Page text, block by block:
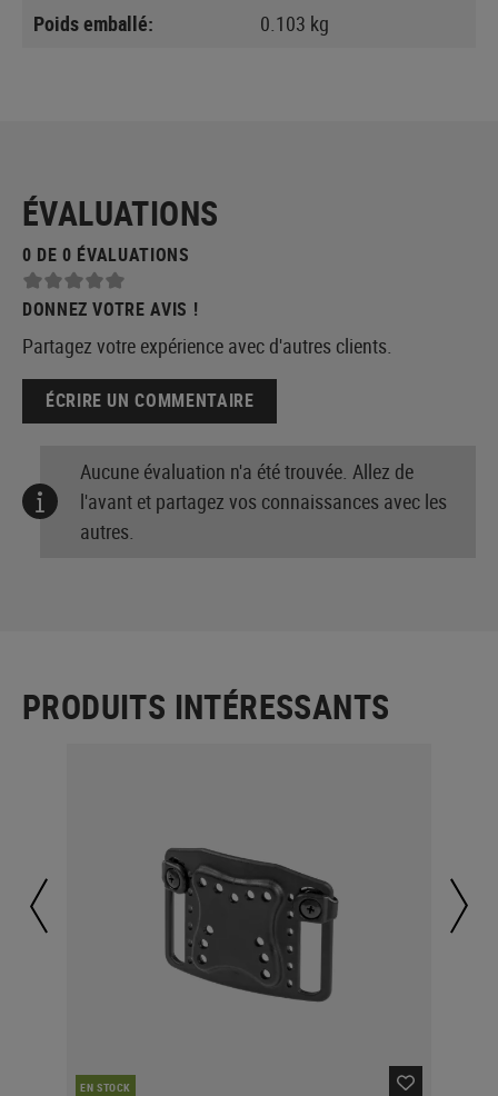
Poids emballé: 0.103 kg
ÉVALUATIONS
0 DE 0 ÉVALUATIONS
DONNEZ VOTRE AVIS !
Partagez votre expérience avec d'autres clients.
ÉCRIRE UN COMMENTAIRE
Aucune évaluation n'a été trouvée. Allez de
l'avant et partagez vos connaissances avec les
autres.
PRODUITS INTÉRESSANTS
EN STOCK